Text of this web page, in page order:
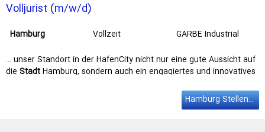
Volljurist (m/w/d)
Hamburg Vollzeit
GARBE Industrial
… unser Standort in der HafenCity nicht nur eine gute Aussicht auf
die StadtHamburg, sondern auch ein engagiertes und innovatives
suchen wir zum sofortigen Einstieg einen VOLLJURISTEN (M/W/D)
Hamburg Stellenangebote